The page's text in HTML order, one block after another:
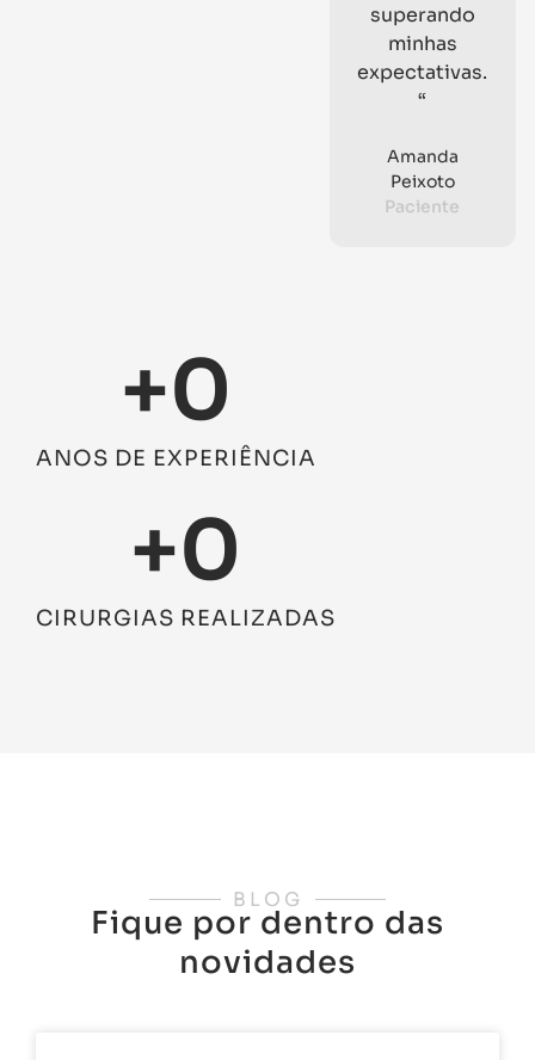
superando
minhas
expectativas.
“
Amanda
Peixoto
Paciente
ANOS DE EXPERIÊNCIA
+0
CIRURGIAS REALIZADAS
+0
BLOG
Fique por dentro das
novidades